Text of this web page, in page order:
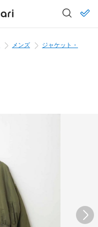
メンズ
ジャケット・